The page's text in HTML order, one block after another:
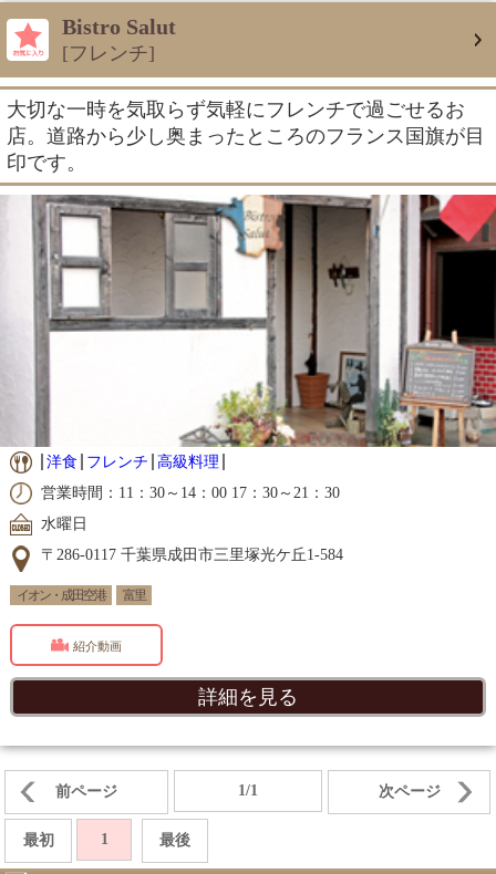
Bistro Salut
[フレンチ]
大切な一時を気取らず気軽にフレンチで過ごせるお
店。道路から少し奥まったところのフランス国旗が目
印です。
洋食 フレンチ 高級料理
営業時間：11：30～14：00 17：30～21：30
水曜日
〒286-0117 千葉県成田市三里塚光ケ丘1-584
イオン・成田空港 富里
紹介動画
詳細を見る
前ページ 1/1 次ページ
最初 1 最後